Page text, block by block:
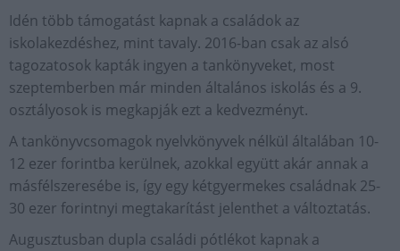
Idén több támogatást kapnak a családok az
iskolakezdéshez, mint tavaly. 2016-ban csak az alsó
tagozatosok kapták ingyen a tankönyveket, most
szeptemberben már minden általános iskolás és a 9.
osztályosok is megkapják ezt a kedvezményt.
A tankönyvcsomagok nyelvkönyvek nélkül általában 10-
12 ezer forintba kerülnek, azokkal együtt akár annak a
másfélszeresébe is, így egy kétgyermekes családnak 25-
30 ezer forintnyi megtakarítást jelenthet a változtatás.
Augusztusban dupla családi pótlékot kapnak a